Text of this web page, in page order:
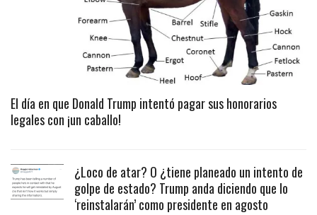
El día en que Donald Trump intentó pagar sus honorarios
legales con ¡un caballo!
¿Loco de atar? O ¿tiene planeado un intento de
golpe de estado? Trump anda diciendo que lo
‘reinstalarán’ como presidente en agosto